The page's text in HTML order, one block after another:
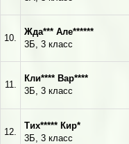
10.
Жда*** Але******
3Б, 3 класс
11.
Кли**** Вар****
3Б, 3 класс
12.
Тих***** Кир*
3Б, 3 класс